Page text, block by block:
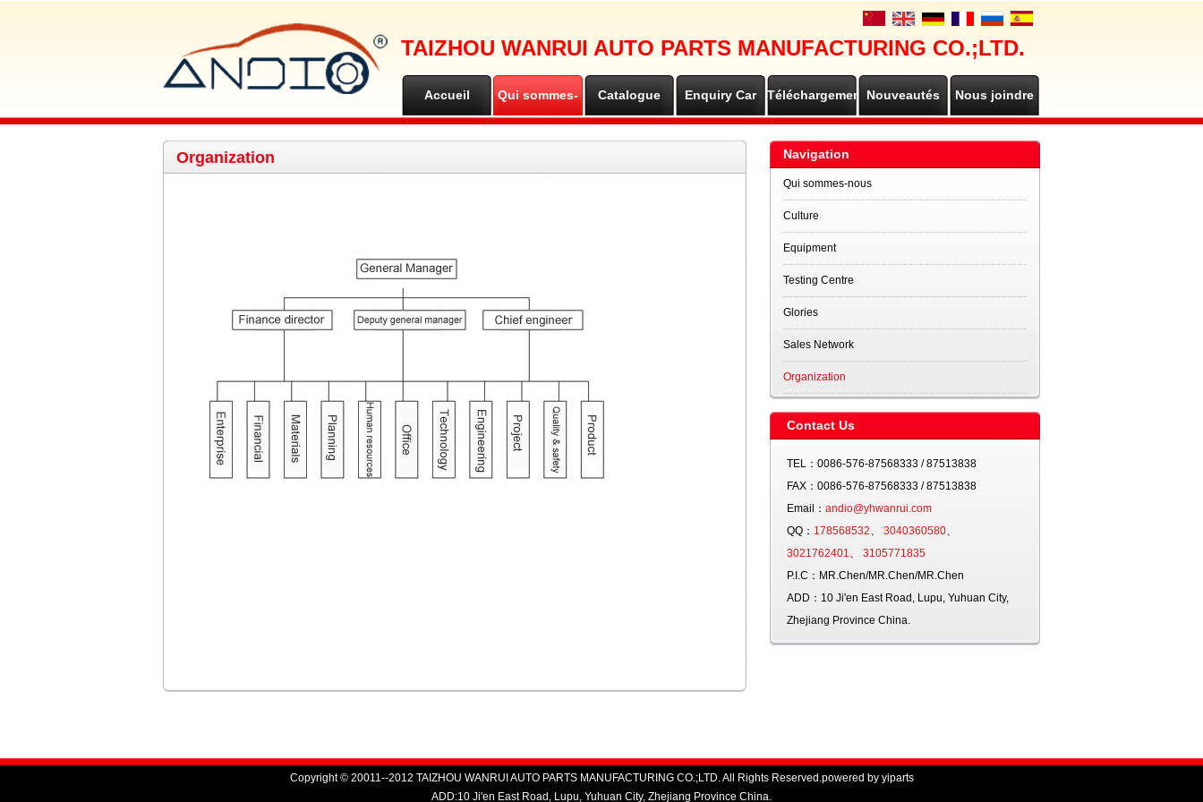
TAIZHOU WANRUI AUTO PARTS MANUFACTURING CO.;LTD.
Accueil Qui sommes- Catalogue Enquiry Car TéléchargementsNouveautés Nous joindre
Organization Navigation
Qui sommes-nous
Culture
Equipment
Testing Centre
Glories
Sales Network
Organization
Contact Us
TEL： 0086-576-87568333 / 87513838
FAX： 0086-576-87568333 / 87513838
Email： andio@yhwanrui.com
QQ： 178568532、 3040360580、
3021762401、 3105771835
P.I.C： MR.Chen/MR.Chen/MR.Chen
ADD： 10 Ji'en East Road, Lupu, Yuhuan City,
Zhejiang Province China.
Copyright © 20011--2012 TAIZHOU WANRUI AUTO PARTS MANUFACTURING CO.;LTD. All Rights Reserved.powered by yiparts
ADD:10 Ji'en East Road, Lupu, Yuhuan City, Zhejiang Province China.